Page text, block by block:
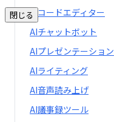
閉じるAIコードエディター
AIチャットボット
AIプレゼンテーション
AIライティング
AI音声読み上げ
AI議事録ツール